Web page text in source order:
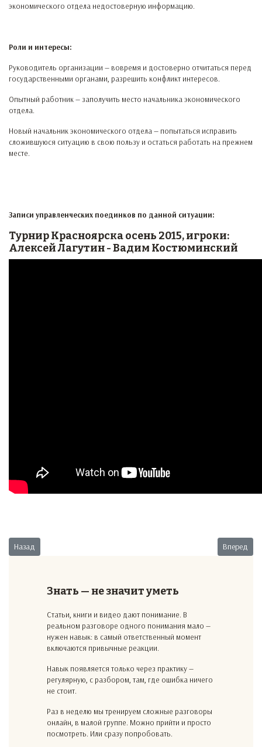
экономического отдела недостоверную информацию.
Роли и интересы:
Руководитель организации — вовремя и достоверно отчитаться перед
государственными органами, разрешить конфликт интересов.
Опытный работник — заполучить место начальника экономического
отдела.
Новый начальник экономического отдела — попытаться исправить
сложившуюся ситуацию в свою пользу и остаться работать на прежнем
месте.
Записи управленческих поединков по данной ситуации:
Турнир Красноярска осень 2015, игроки:
Алексей Лагутин - Вадим Костюминский
Предыдущий: Новая метла по-новому метет
Назад Вперед
Знать — не значит уметь
Статьи, книги и видео дают понимание. В
реальном разговоре одного понимания мало —
нужен навык: в самый ответственный момент
включаются привычные реакции.
Навык появляется только через практику —
регулярную, с разбором, там, где ошибка ничего
не стоит.
Раз в неделю мы тренируем сложные разговоры
онлайн, в малой группе. Можно прийти и просто
посмотреть. Или сразу попробовать.